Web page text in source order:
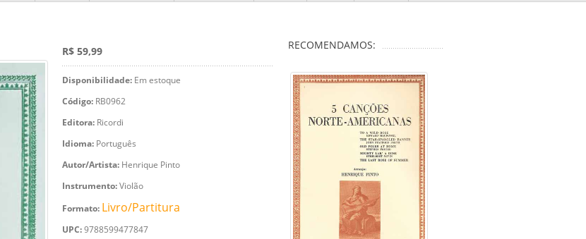
R$ 59,99
Disponibilidade: Em estoque
Código: RB0962
Editora: Ricordi
Idioma: Português
Autor/Artista: Henrique Pinto
Instrumento:Violão
Formato: Livro/Partitura
UPC:9788599477847
RECOMENDAMOS: